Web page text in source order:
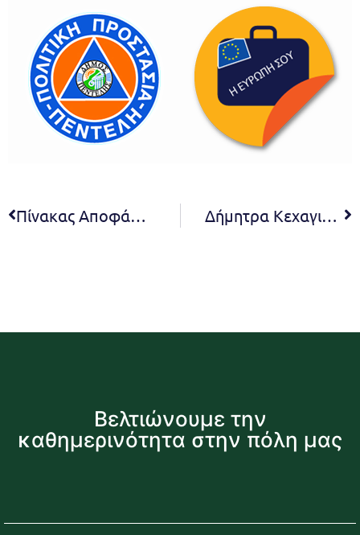
Πίνακας Αποφάσεων Σ.Ε. β΄ βάθμιας εκπαίδευσης 7/2022 Δήμητρα Κεχαγιά: «Στηρίζουμε την τοπική αγορά, κάνουμε όλοι τις αγορές μας στα καταστήματα του Δήμου μας»
Βελτιώνουμε την
καθημερινότητα στην πόλη μας